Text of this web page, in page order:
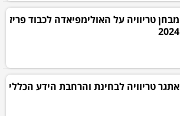
מבחן טריוויה על האולימפיאדה לכבוד פריז
2024
אתגר טריוויה לבחינת והרחבת הידע הכללי